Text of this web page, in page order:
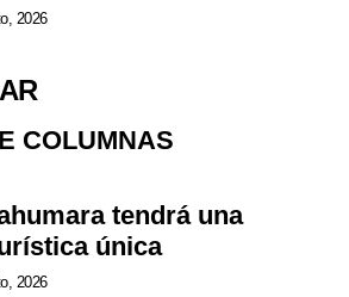
2026
COLUMNAS
tendrá una
única
2026